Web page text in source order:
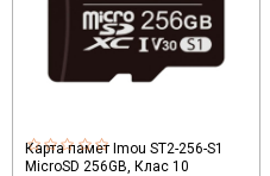
Карта памет Imou ST2-256-S1
MicroSD 256GB, Клас 10